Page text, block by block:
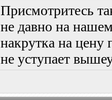
Присмотритесь
не давно на
накрутка на цену
не уступает